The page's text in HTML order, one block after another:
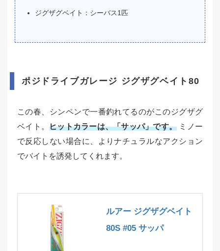
ジグザグベイト：シーバス1匹
ポジドライブガレージ ジグザグベイト80
この春、シンペンで一番釣れてるのがこのジグザグ
ベイト。ヒットカラーは、「サッパ」です。 ミノー
で反応しない場合に、よりナチュラルなアクション
でバイトを誘発してくれます。
ルアー ジグザグベイト
80S #05 サッパ